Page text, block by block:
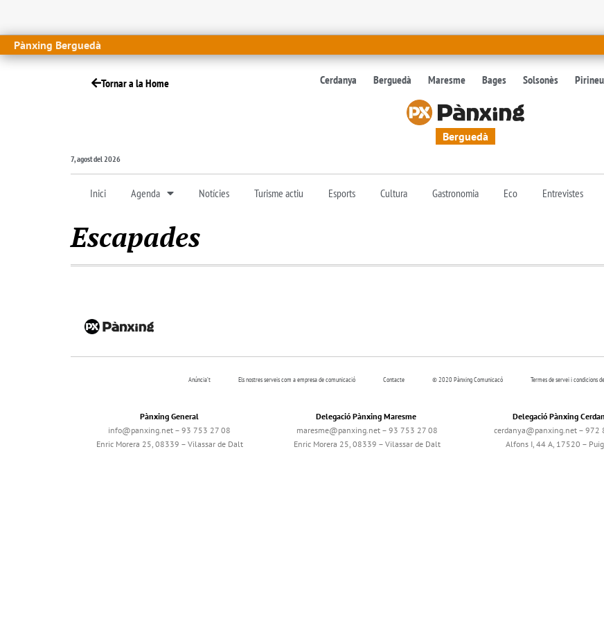
Pànxing Berguedà
Tornar a la Home Cerdanya Berguedà Maresme Bages Solsonès
Berguedà
7, agost del 2026
Inici Agenda Notícies Turisme actiu Esports Cultura Gastronomia Eco Entrevistes
Escapades
Anúncia’t Els nostres serveis com a empresa de comunicació Contacte © 2020 Pànxing Comunicacó Termes de servei i condicions
Pànxing General
info@panxing.net – 93 753 27 08
Enric Morera 25, 08339 – Vilassar de Dalt
Delegació Pànxing Maresme
maresme@panxing.net – 93 753 27 08
Enric Morera 25, 08339 – Vilassar de Dalt
Delegació Pànxing
cerdanya@panxing.net – 972
Alfons I, 44 A, 17520 –